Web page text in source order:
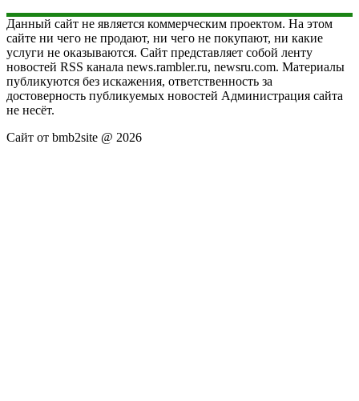
Данный сайт не является коммерческим проектом. На этом
сайте ни чего не продают, ни чего не покупают, ни какие
услуги не оказываются. Сайт представляет собой ленту
новостей RSS канала news.rambler.ru, newsru.com. Материалы
публикуются без искажения, ответственность за
достоверность публикуемых новостей Администрация сайта
не несёт.
Сайт от bmb2site @ 2026